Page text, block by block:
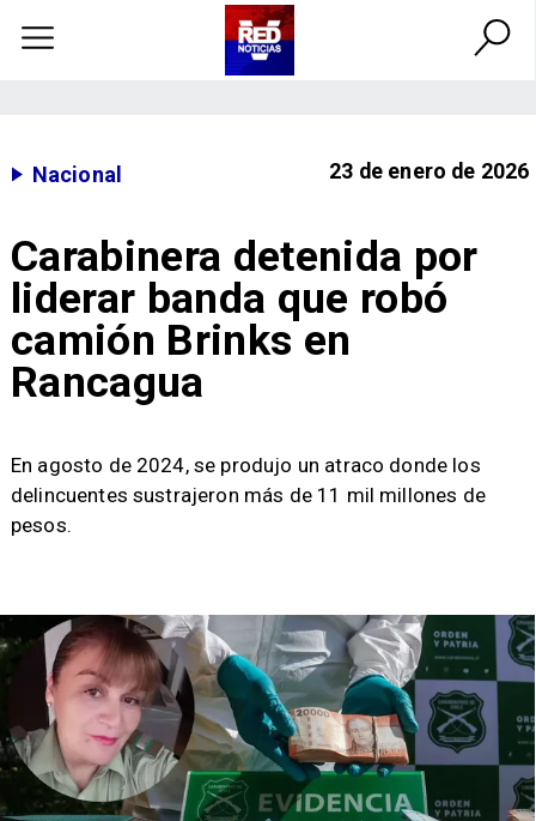
Nacional 23 de enero de 2026
Carabinera detenida por
liderar banda que robó
camión Brinks en
Rancagua
En agosto de 2024, se produjo un atraco donde los
delincuentes sustrajeron más de 11 mil millones de
pesos.